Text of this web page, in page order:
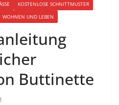
KOSTENLOSE SCHNITTMUSTER
WOHNEN UND LEBEN
Buttinette